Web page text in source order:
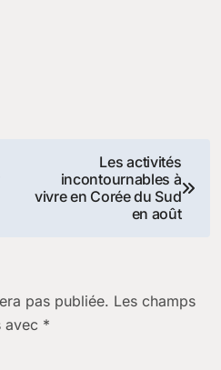
Les activités
incontournables à
vivre en Corée du Sud
en août
pas publiée. Les champs
avec *